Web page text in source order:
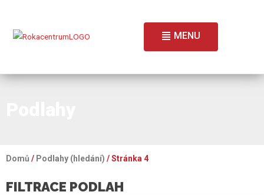
MENU
Domů / Podlahy (hledání) / Stránka 4
FILTRACE PODLAH